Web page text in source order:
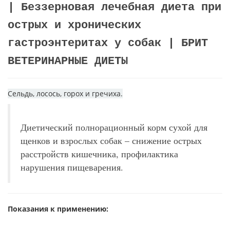
| Беззерновая лечебная диета при
острых и хронических
гастроэнтеритах у собак | БРИТ
ВЕТЕРИНАРНЫЕ ДИЕТЫ
Сельдь, лосось, горох и гречиха.
Диетический полнорационный корм сухой для
щенков и взрослых собак – снижение острых
расстройств кишечника, профилактика
нарушения пищеварения.
Показания к применению: